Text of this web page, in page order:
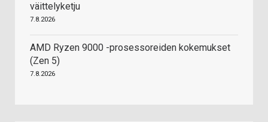
väittelyketju
7.8.2026
AMD Ryzen 9000 -prosessoreiden kokemukset
(Zen 5)
7.8.2026